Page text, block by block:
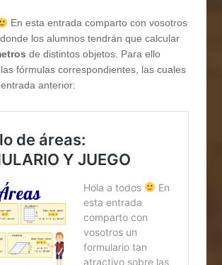
En esta entrada comparto con vosotros
los alumnos tendrán que calcular
de distintos objetos. Para ello
fórmulas correspondientes, las cuales
anterior: